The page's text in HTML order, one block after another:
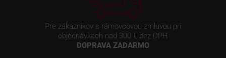
Pre zákazníkov s rámovcovou zmluvou pri
objednávkach nad 300 € bez DPH
DOPRAVA ZADARMO